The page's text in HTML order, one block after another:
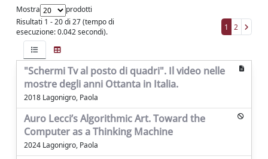
Mostra
prodotti
Risultati 1 - 20 di 27 (tempo di
esecuzione: 0.042 secondi).
1 2
"Schermi Tv al posto di quadri". Il video nelle
mostre degli anni Ottanta in Italia.
2018 Lagonigro, Paola
Auro Lecci’s Algorithmic Art. Toward the
Computer as a Thinking Machine
2024 Lagonigro, Paola